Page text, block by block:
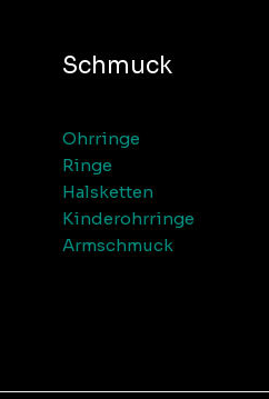
Schmuck
Ohrringe
Ringe
Halsketten
Kinderohrringe
Armschmuck